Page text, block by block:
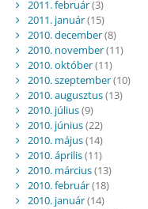
2011. február(3)
2011. január(15)
2010. december(8)
2010. november(11)
2010. október(11)
2010. szeptember(10)
2010. augusztus(13)
2010. július(9)
2010. június(22)
2010. május(14)
2010. április(11)
2010. március(13)
2010. február(18)
2010. január(14)